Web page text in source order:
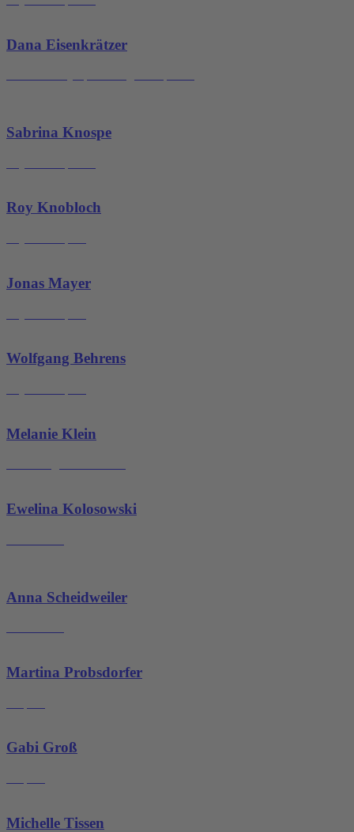
Dana Eisenkrätzer
Sabrina Knospe
Roy Knobloch
Jonas Mayer
Wolfgang Behrens
Melanie Klein
Ewelina Kolosowski
Anna Scheidweiler
Martina Probsdorfer
Gabi Groß
Michelle Tissen